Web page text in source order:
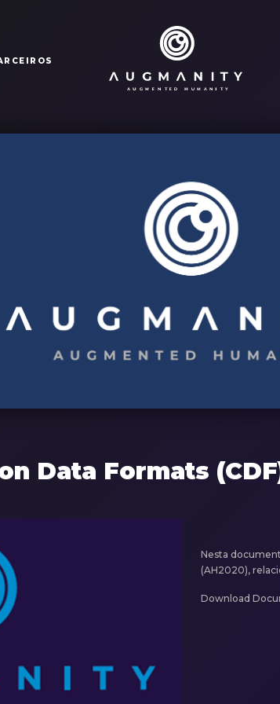
Data Formats
Nesta
(AH2020),
Download